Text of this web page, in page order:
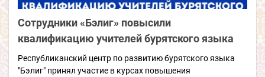
Сотрудники «Бэлиг» повысили
квалификацию учителей бурятского языка
Республиканский центр по развитию бурятского языка
"Бэлиг" принял участие в курсах повышения